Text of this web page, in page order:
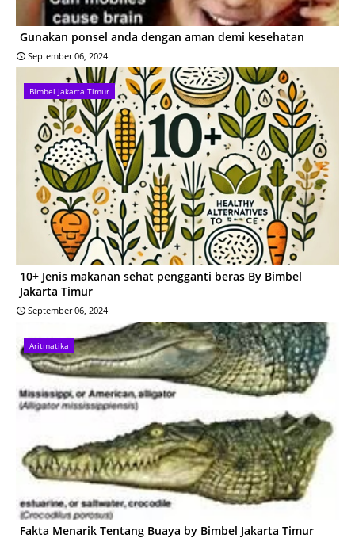
Gunakan ponsel anda dengan aman demi kesehatan
September 06, 2024
Bimbel Jakarta Timur
10+ Jenis makanan sehat pengganti beras By Bimbel
Jakarta Timur
September 06, 2024
Aritmatika
Fakta Menarik Tentang Buaya by Bimbel Jakarta Timur